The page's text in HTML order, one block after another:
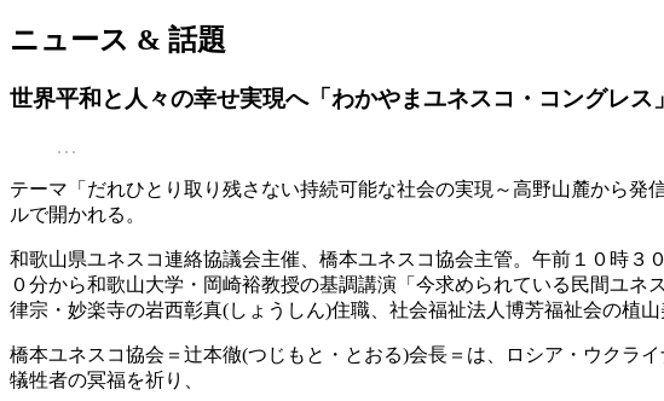
ニュース & 話題
世界平和と人々の幸せ実現へ「わかやまユネスコ・コングレ
テーマ「だれひとり取り残さない持続可能な社会の実現～高野山麓から
ルで開かれる。
和歌山県ユネスコ連絡協議会主催、橋本ユネスコ協会主管。午前１０時
０分から和歌山大学・岡崎裕教授の基調講演「今求められている民間ユ
律宗・妙楽寺の岩西彰真(しょうしん)住職、社会福祉法人博芳福祉会の植
橋本ユネスコ協会＝辻本徹(つじもと・とおる)会長＝は、ロシア・ウクラ
犠牲者の冥福を祈り、